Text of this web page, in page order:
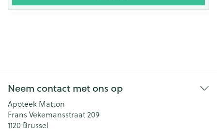
Neem contact met ons op
Apoteek Matton
Frans Vekemansstraat 209
1120 Brussel